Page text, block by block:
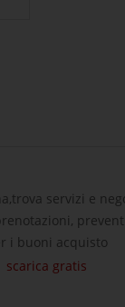
servizi e
i buoni acquisto
scarica gratis